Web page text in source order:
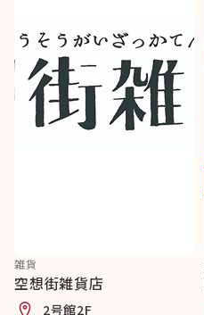
雑貨
空想街雑貨店
2号館2F